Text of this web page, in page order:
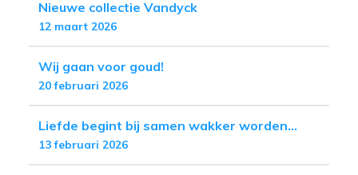
Nieuwe collectie Vandyck
12 maart 2026
Wij gaan voor goud!
20 februari 2026
Liefde begint bij samen wakker worden...
13 februari 2026